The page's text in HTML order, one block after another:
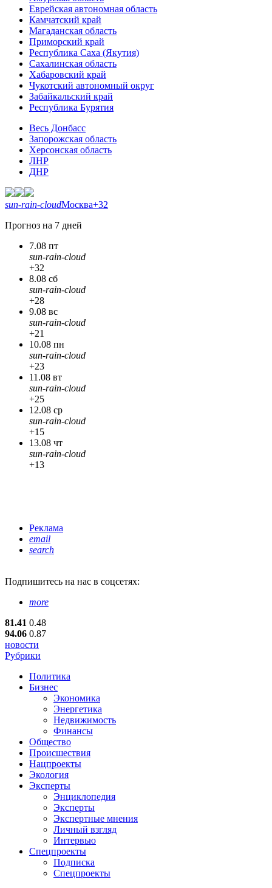
Еврейская автономная область
Камчатский край
Магаданская область
Приморский край
Республика Саха (Якутия)
Сахалинская область
Хабаровский край
Чукотский автономный округ
Забайкальский край
Республика Бурятия
Весь Донбасс
Запорожская область
Херсонская область
ЛНР
ДНР
sun-rain-cloudМосква+32
Прогноз на 7 дней
7.08 пт
sun-rain-cloud
+32
8.08 сб
sun-rain-cloud
+28
9.08 вс
sun-rain-cloud
+21
10.08 пн
sun-rain-cloud
+23
11.08 вт
sun-rain-cloud
+25
12.08 ср
sun-rain-cloud
+15
13.08 чт
sun-rain-cloud
+13
Реклама
email
search
Подпишитесь на нас в соцсетях:
more
81.41 0.48
94.06 0.87
новости
Рубрики
Политика
Бизнес
Экономика
Энергетика
Недвижимость
Финансы
Общество
Происшествия
Нацпроекты
Экология
Эксперты
Энциклопедия
Эксперты
Экспертные мнения
Личный взгляд
Интервью
Спецпроекты
Подписка
Спецпроекты